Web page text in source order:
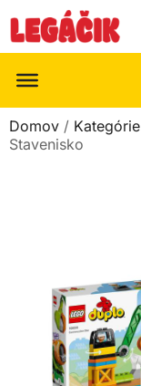
Domov / Kategórie
Stavenisko